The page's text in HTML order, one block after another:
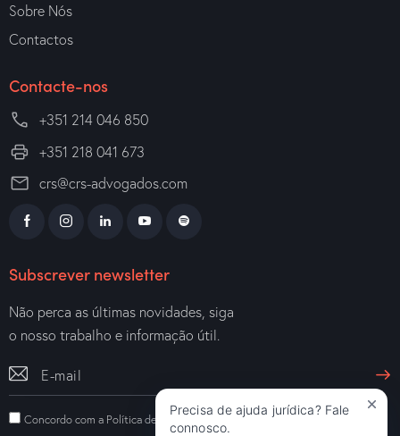
Sobre Nós
Contactos
Contacte-nos
+351 214 046 850
+351 218 041 673
crs@crs-advogados.com
Subscrever newsletter
Não perca as últimas novidades, siga
o nosso trabalho e informação útil.
Concordo com a Política de Privacidade
Precisa de ajuda jurídica? Fale
connosco.